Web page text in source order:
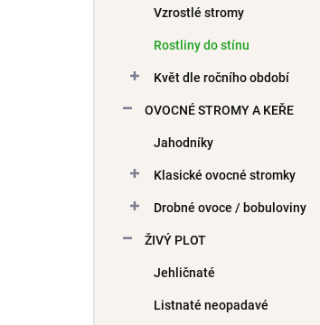
Vzrostlé stromy
Rostliny do stínu
Květ dle ročního období
OVOCNÉ STROMY A KEŘE
Jahodníky
Klasické ovocné stromky
Drobné ovoce / bobuloviny
ŽIVÝ PLOT
Jehličnaté
Listnaté neopadavé